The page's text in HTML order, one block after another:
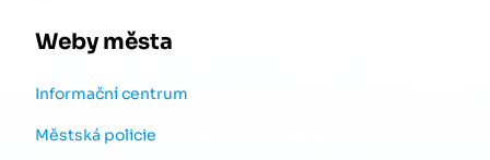
Weby města
Informační centrum
Městská policie